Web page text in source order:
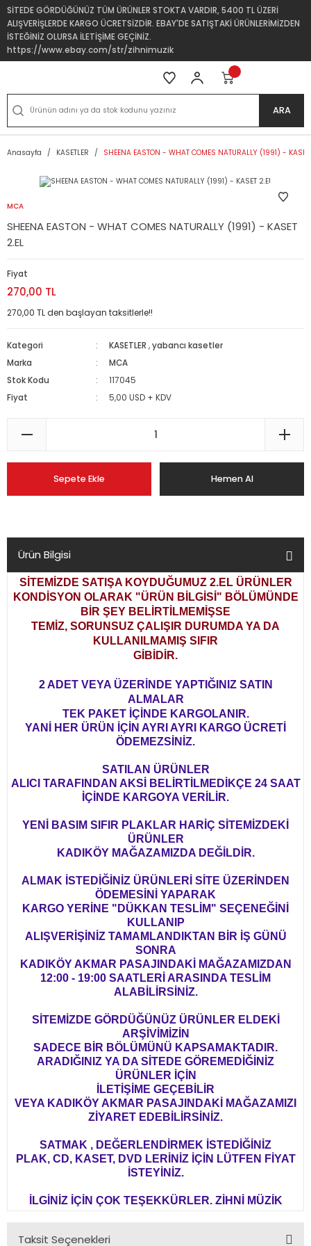
SİTEDE GÖRDÜĞÜNÜZ TÜM ÜRÜNLER STOKTA VARDIR, 5400 TL ÜZERİ
ALIŞVERİŞLERDE KARGO ÜCRETSİZDİR. EBAY'DE SATIŞTAKİ ÜRÜNLERİMİZDEN
İSTEĞİNİZ OLURSA İLETİŞİME GEÇİNİZ.
https://www.ebay.com/str/zihnimuzik
ARA
Anasayfa KASETLER SHEENA EASTON - WHAT COMES NATURALLY (1991) - KASET
MCA
SHEENA EASTON - WHAT COMES NATURALLY (1991) - KASET
2.EL
Fiyat
270,00 TL
270,00 TL den başlayan taksitlerle!!
Kategori KASETLER ,yabancı kasetler
Marka
MCA
Stok Kodu
117045
Fiyat
5,00 USD + KDV
Sepete Ekle Hemen Al
Ürün Bilgisi
SİTEMİZDE SATIŞA KOYDUĞUMUZ 2.EL ÜRÜNLER
KONDİSYON OLARAK "ÜRÜN BİLGİSİ" BÖLÜMÜNDE
BİR ŞEY BELİRTİLMEMİŞSE
TEMİZ, SORUNSUZ ÇALIŞIR DURUMDA YA DA
KULLANILMAMIŞ SIFIR
GİBİDİR.
2 ADET VEYA ÜZERİNDE YAPTIĞINIZ SATIN
ALMALAR
TEK PAKET İÇİNDE KARGOLANIR.
YANİ HER ÜRÜN İÇİN AYRI AYRI KARGO ÜCRETİ
ÖDEMEZSİNİZ.
SATILAN ÜRÜNLER
ALICI TARAFINDAN AKSİ BELİRTİLMEDİKÇE 24 SAAT
İÇİNDE KARGOYA VERİLİR.
YENİ BASIM SIFIR PLAKLAR HARİÇ SİTEMİZDEKİ
ÜRÜNLER
KADIKÖY MAĞAZAMIZDA DEĞİLDİR.
ALMAK İSTEDİĞİNİZ ÜRÜNLERİ SİTE ÜZERİNDEN
ÖDEMESİNİ YAPARAK
KARGO YERİNE "DÜKKAN TESLİM" SEÇENEĞİNİ
KULLANIP
ALIŞVERİŞİNİZ TAMAMLANDIKTAN BİR İŞ GÜNÜ
SONRA
KADIKÖY AKMAR PASAJINDAKİ MAĞAZAMIZDAN
12:00 - 19:00 SAATLERİ ARASINDA TESLİM
ALABİLİRSİNİZ.
SİTEMİZDE GÖRDÜĞÜNÜZ ÜRÜNLER ELDEKİ
ARŞİVİMİZİN
SADECE BİR BÖLÜMÜNÜ KAPSAMAKTADIR.
ARADIĞINIZ YA DA SİTEDE GÖREMEDİĞİNİZ
ÜRÜNLER İÇİN
İLETİŞİME GEÇEBİLİR
VEYA KADIKÖY AKMAR PASAJINDAKİ MAĞAZAMIZI
ZİYARET EDEBİLİRSİNİZ.
SATMAK , DEĞERLENDİRMEK İSTEDİĞİNİZ
PLAK, CD, KASET, DVD LERİNİZ İÇİN LÜTFEN FİYAT
İSTEYİNİZ.
İLGİNİZ İÇİN ÇOK TEŞEKKÜRLER. ZİHNİ MÜZİK
Taksit Seçenekleri